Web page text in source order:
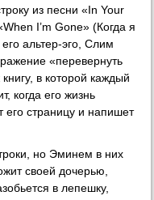
из песни «In Your
I’m Gone» (Когда я
альтер-эго, Слим
«перевернуть
в которой каждый
когда его жизнь
его страницу и напишет
но Эминем в них
своей дочерью,
в лепешку,